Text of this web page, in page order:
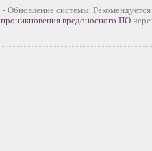
- Обновление системы.
проникновения вредоносного ПО